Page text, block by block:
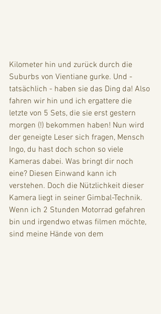
Kilometer hin und zurück durch die
Suburbs von Vientiane gurke. Und -
tatsächlich - haben sie das Ding da! Also
fahren wir hin und ich ergattere die
letzte von 5 Sets, die sie erst gestern
morgen (!) bekommen haben! Nun wird
der geneigte Leser sich fragen, Mensch
Ingo, du hast doch schon so viele
Kameras dabei. Was bringt dir noch
eine? Diesen Einwand kann ich
verstehen. Doch die Nützlichkeit dieser
Kamera liegt in seiner Gimbal-Technik.
Wenn ich 2 Stunden Motorrad gefahren
bin und irgendwo etwas filmen möchte,
sind meine Hände von dem